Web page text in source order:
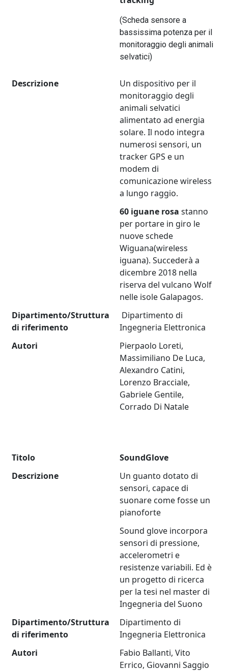
(Scheda sensore a
bassissima potenza per il
monitoraggio degli animali
selvatici)
Descrizione
Un dispositivo per il
monitoraggio degli
animali selvatici
alimentato ad energia
solare. Il nodo integra
numerosi sensori, un
tracker GPS e un
modem di
comunicazione wireless
a lungo raggio.
60 iguane rosa stanno
per portare in giro le
nuove schede
Wiguana(wireless
iguana). Succederà a
dicembre 2018 nella
riserva del vulcano Wolf
nelle isole Galapagos.
Dipartimento/Struttura
di riferimento
Dipartimento di
Ingegneria Elettronica
Autori
Pierpaolo Loreti,
Massimiliano De Luca,
Alexandro Catini,
Lorenzo Bracciale,
Gabriele Gentile,
Corrado Di Natale
Titolo
SoundGlove
Descrizione
Un guanto dotato di
sensori, capace di
suonare come fosse un
pianoforte
Sound glove incorpora
sensori di pressione,
accelerometri e
resistenze variabili. Ed è
un progetto di ricerca
per la tesi nel master di
Ingegneria del Suono
Dipartimento/Struttura
di riferimento
Dipartimento di
Ingegneria Elettronica
Autori
Fabio Ballanti, Vito
Errico, Giovanni Saggio